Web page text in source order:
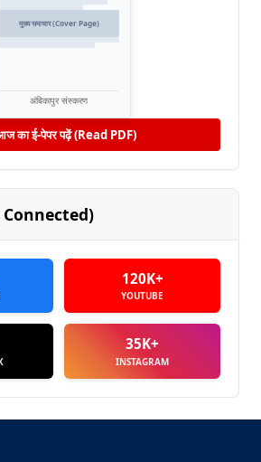
मुख्य समाचार (Cover Page)
अंबिकापुर संस्करण
का ई-पेपर पढ़ें (Read PDF)
120K+
YOUTUBE
35K+
INSTAGRAM